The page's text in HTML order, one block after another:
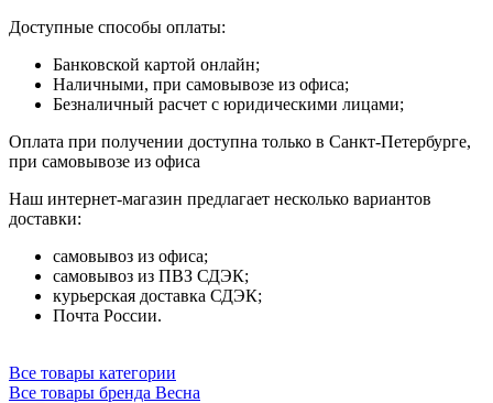
Доступные способы оплаты:
Банковской картой онлайн;
Наличными, при самовывозе из офиса;
Безналичный расчет с юридическими лицами;
Оплата при получении доступна только в Санкт-Петербурге,
при самовывозе из офиса
Наш интернет-магазин предлагает несколько вариантов
доставки:
самовывоз из офиса;
самовывоз из ПВЗ СДЭК;
курьерская доставка СДЭК;
Почта России.
Все товары категории
Все товары бренда Весна